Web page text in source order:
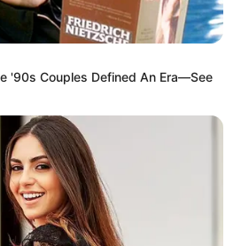
so viele andere Menschen
Impressum & Kontakt
Smartphone Startseite
'90s Couples Defined An Era—See